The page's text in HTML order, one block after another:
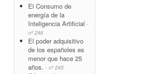
El Consumo de
energía de la
Inteligencia Artificial -
nº 246
El poder adquisitivo
de los españoles es
menor que hace 25
años. - nº 245